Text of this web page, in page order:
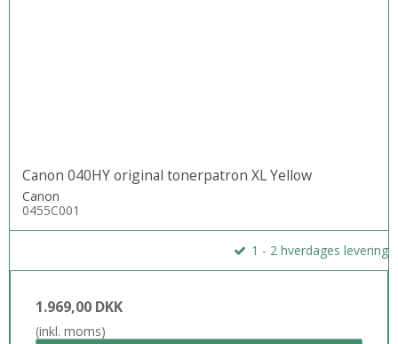
Canon 040HY original tonerpatron XL Yellow
Canon
0455C001
1 - 2 hverdages levering
1.969,00 DKK
(inkl. moms)